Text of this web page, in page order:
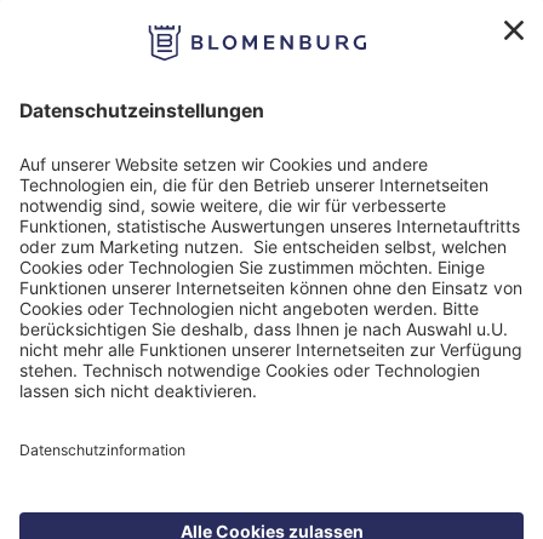
Impressum
Datenschutzinformation
Nutzungsbedingungen
Barrierefreiheit
Cookie Einstellungen